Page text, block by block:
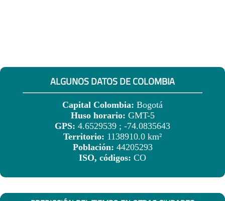
ALGUNOS DATOS DE COLOMBIA
Capital Colombia: Bogotá
Huso horario: GMT-5
GPS: 4.6529539 ; -74.0835643
Territorio: 1138910.0 km²
Población: 44205293
ISO, códigos: CO